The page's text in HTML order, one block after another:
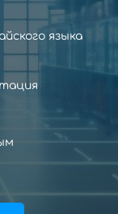
языка